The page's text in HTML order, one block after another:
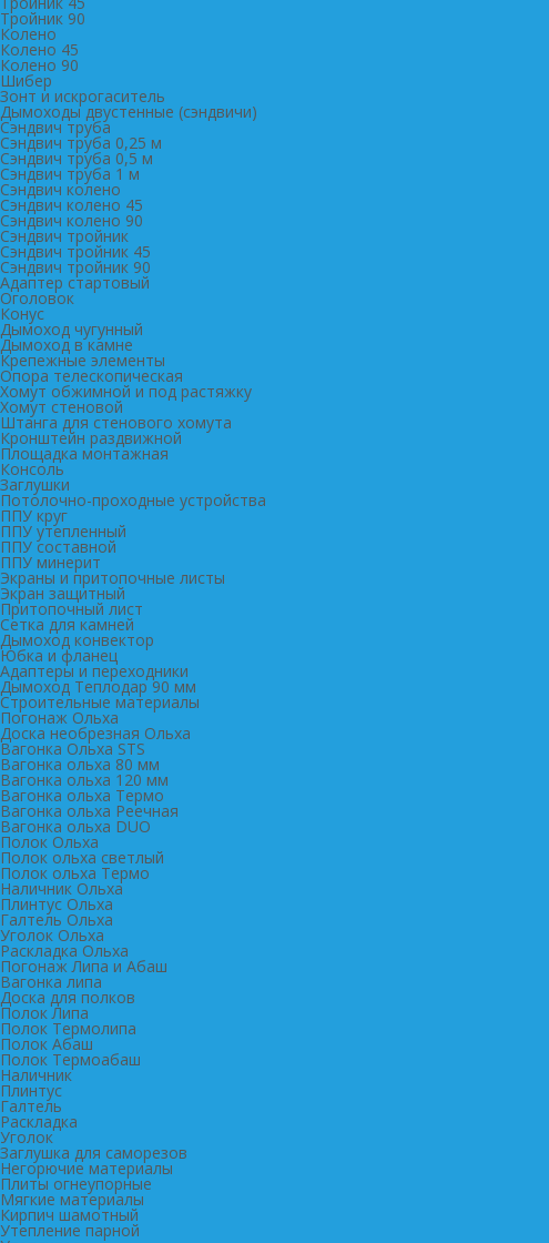
Тройник 90
Колено
Колено 45
Колено 90
Шибер
Зонт и искрогаситель
Дымоходы двустенные (сэндвичи)
Сэндвич труба
Сэндвич труба 0,25 м
Сэндвич труба 0,5 м
Сэндвич труба 1 м
Сэндвич колено
Сэндвич колено 45
Сэндвич колено 90
Сэндвич тройник
Сэндвич тройник 45
Сэндвич тройник 90
Адаптер стартовый
Оголовок
Конус
Дымоход чугунный
Дымоход в камне
Крепежные элементы
Опора телескопическая
Хомут обжимной и под растяжку
Хомут стеновой
Штанга для стенового хомута
Кронштейн раздвижной
Площадка монтажная
Консоль
Заглушки
Потолочно-проходные устройства
ППУ круг
ППУ утепленный
ППУ составной
ППУ минерит
Экраны и притопочные листы
Экран защитный
Притопочный лист
Сетка для камней
Дымоход конвектор
Юбка и фланец
Адаптеры и переходники
Дымоход Теплодар 90 мм
Cтроительные материалы
Погонаж Ольха
Доска необрезная Ольха
Вагонка Ольха STS
Вагонка ольха 80 мм
Вагонка ольха 120 мм
Вагонка ольха Термо
Вагонка ольха Реечная
Вагонка ольха DUO
Полок Ольха
Полок ольха светлый
Полок ольха Термо
Наличник Ольха
Плинтус Ольха
Галтель Ольха
Уголок Ольха
Раскладка Ольха
Погонаж Липа и Абаш
Вагонка липа
Доска для полков
Полок Липа
Полок Термолипа
Полок Абаш
Полок Термоабаш
Наличник
Плинтус
Галтель
Раскладка
Уголок
Заглушка для саморезов
Негорючие материалы
Плиты огнеупорные
Мягкие материалы
Кирпич шамотный
Утепление парной